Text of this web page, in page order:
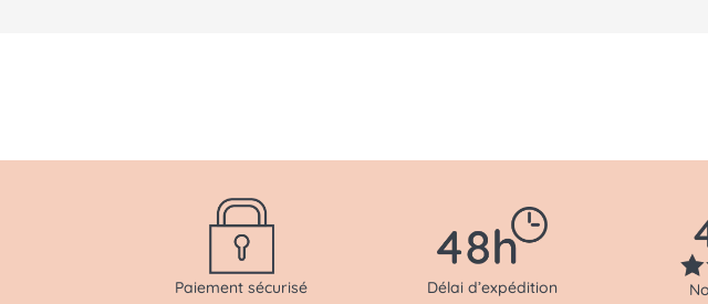
Paiement sécurisé Délai d’expédition